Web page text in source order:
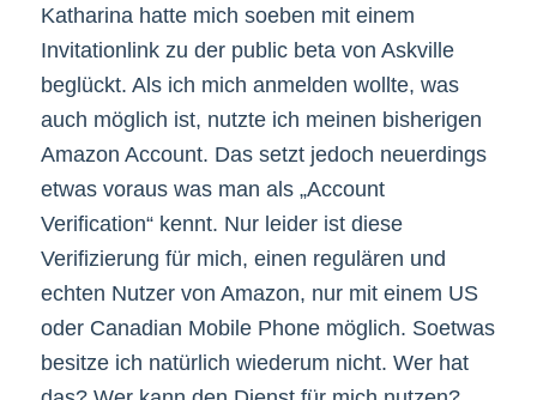
Katharina hatte mich soeben mit einem
Invitationlink zu der public beta von Askville
beglückt. Als ich mich anmelden wollte, was
auch möglich ist, nutzte ich meinen bisherigen
Amazon Account. Das setzt jedoch neuerdings
etwas voraus was man als „Account
Verification“ kennt. Nur leider ist diese
Verifizierung für mich, einen regulären und
echten Nutzer von Amazon, nur mit einem US
oder Canadian Mobile Phone möglich. Soetwas
besitze ich natürlich wiederum nicht. Wer hat